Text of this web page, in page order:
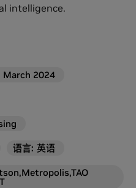
intelligence.
March 2024
语言: 英语